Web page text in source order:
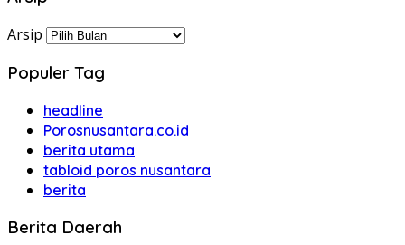
Arsip
Populer Tag
headline
Porosnusantara.co.id
berita utama
tabloid poros nusantara
berita
Berita Daerah